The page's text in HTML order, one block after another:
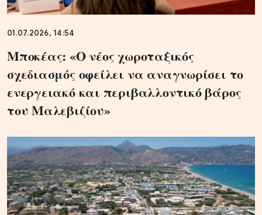
01.07.2026, 14:54
Μποκέας: «Ο νέος χωροταξικός
σχεδιασμός οφείλει να αναγνωρίσει το
ενεργειακό και περιβαλλοντικό βάρος
του Μαλεβιζίου»